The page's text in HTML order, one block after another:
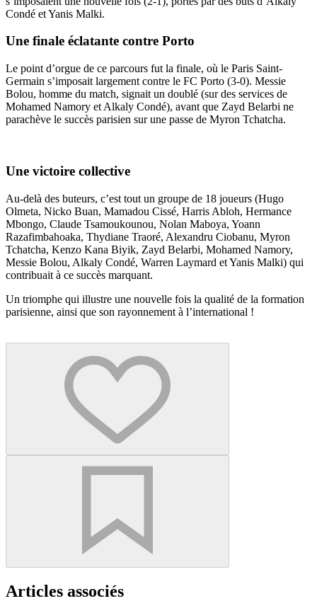
Condé et Yanis Malki.
Une finale éclatante contre Porto
Le point d’orgue de ce parcours fut la finale, où le Paris Saint-
Germain s’imposait largement contre le FC Porto (3-0). Messie
Bolou, homme du match, signait un doublé (sur des services de
Mohamed Namory et Alkaly Condé), avant que Zayd Belarbi ne
parachève le succès parisien sur une passe de Myron Tchatcha.
Une victoire collective
Au-delà des buteurs, c’est tout un groupe de 18 joueurs (Hugo
Olmeta, Nicko Buan, Mamadou Cissé, Harris Abloh, Hermance
Mbongo, Claude Tsamoukounou, Nolan Maboya, Yoann
Razafimbahoaka, Thydiane Traoré, Alexandru Ciobanu, Myron
Tchatcha, Kenzo Kana Biyik, Zayd Belarbi, Mohamed Namory,
Messie Bolou, Alkaly Condé, Warren Laymard et Yanis Malki) qui
contribuait à ce succès marquant.
Un triomphe qui illustre une nouvelle fois la qualité de la formation
parisienne, ainsi que son rayonnement à l’international !
Articles associés